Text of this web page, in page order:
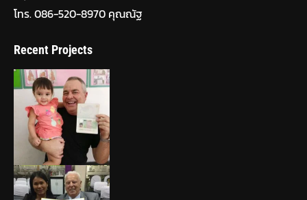
โทร. 086-520-8970 คุณณัฐ
Recent Projects